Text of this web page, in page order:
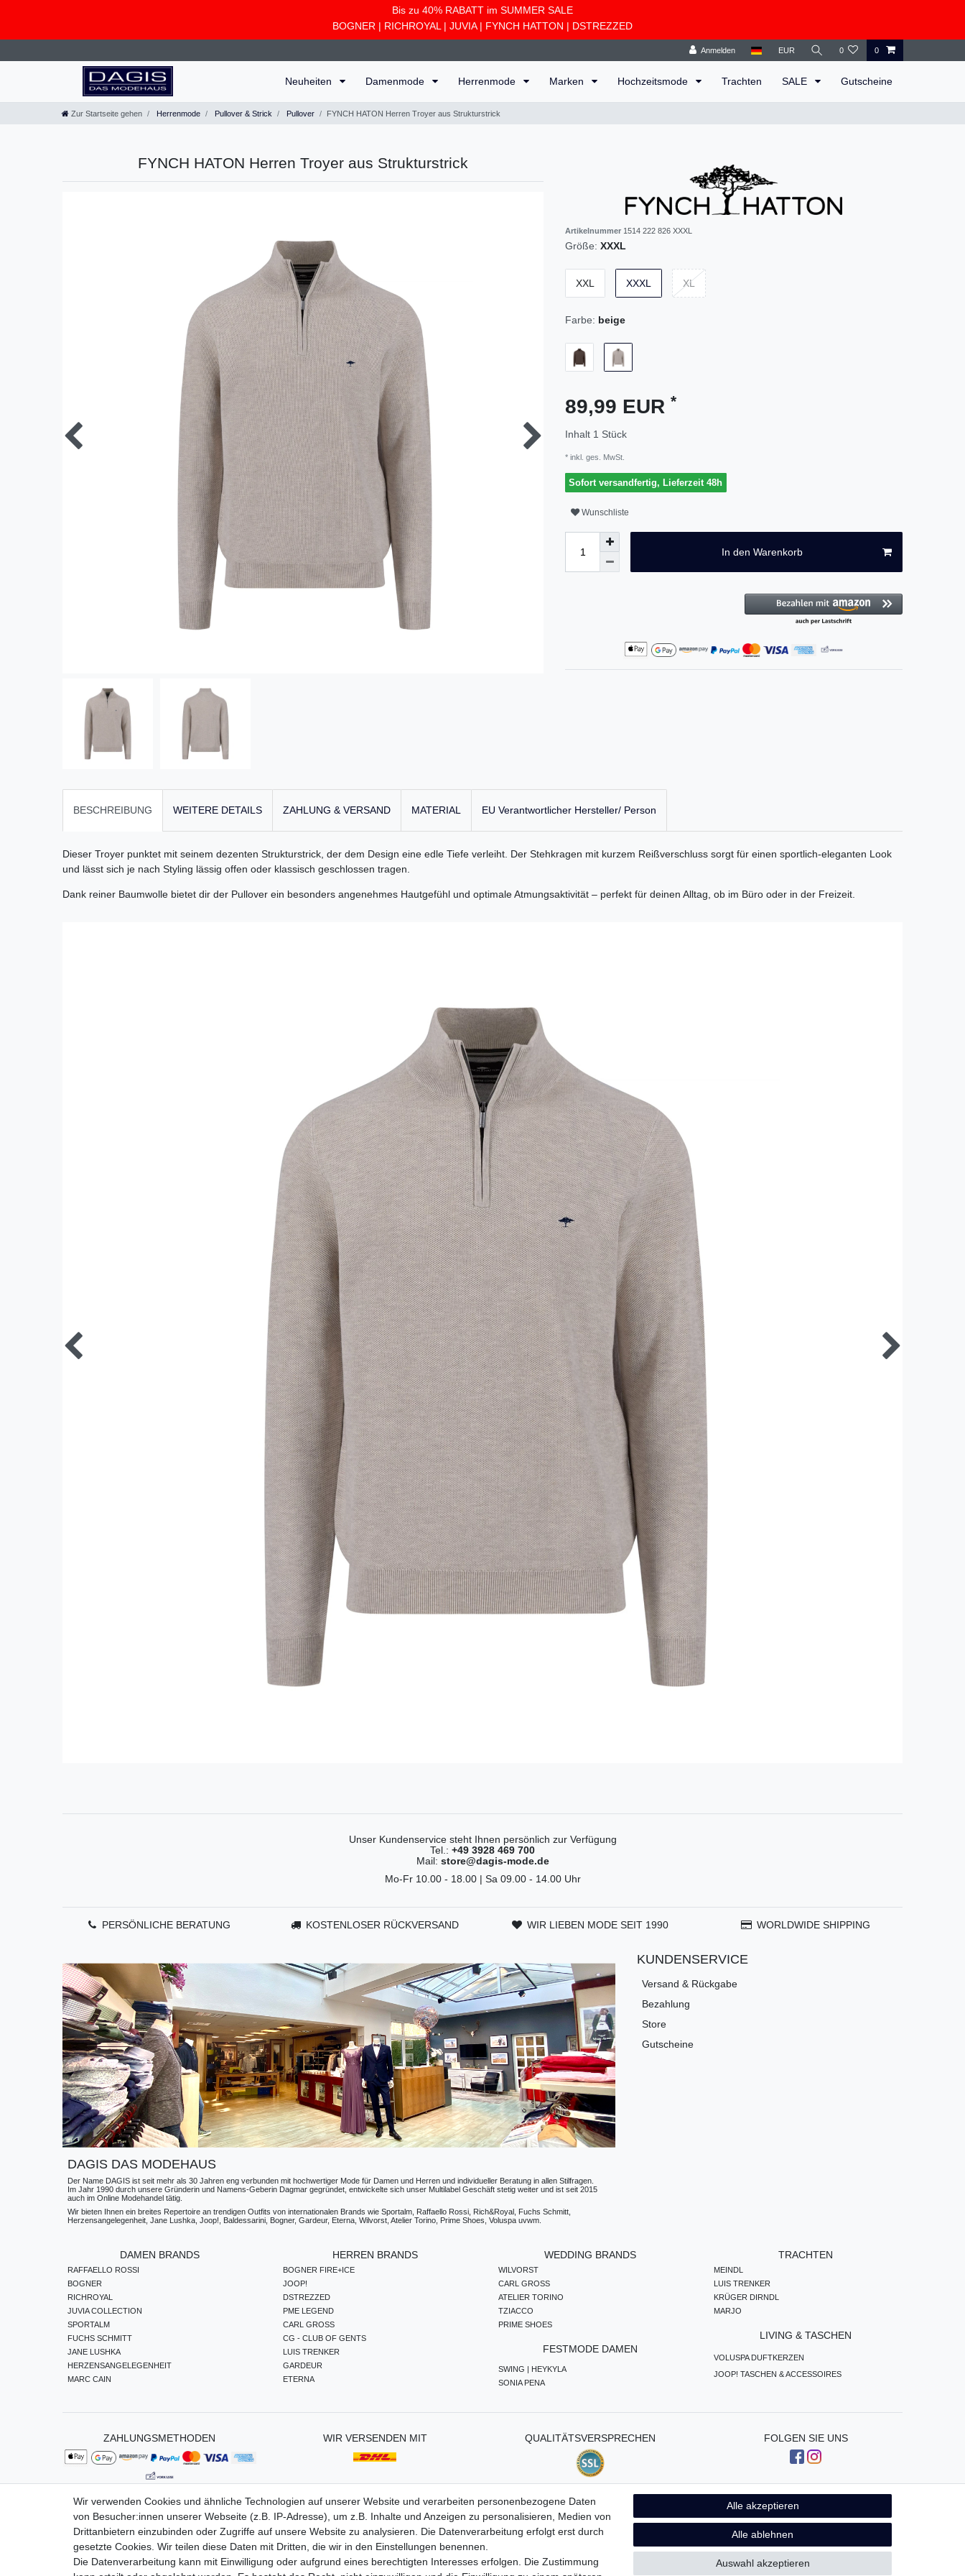
Bis zu 40% RABATT im SUMMER SALE
BOGNER | RICHROYAL | JUVIA| FYNCH HATTON | DSTREZZED
Anmelden EUR 0 0
Neuheiten Damenmode Herrenmode Marken Hochzeitsmode Trachten SALE Gutscheine
Zur Startseite gehen Herrenmode Pullover & Strick Pullover FYNCH HATON Herren Troyer aus Strukturstrick
FYNCH HATON Herren Troyer aus Strukturstrick
Artikelnummer 1514 222 826 XXXL
Größe: XXXL
XXL XXXL XL
Farbe: beige
89,99 EUR *
Inhalt 1 Stück
* inkl. ges. MwSt.
Sofort versandfertig, Lieferzeit 48h
Wunschliste
In den Warenkorb
BESCHREIBUNG WEITERE DETAILS ZAHLUNG & VERSAND MATERIAL EU Verantwortlicher Hersteller/ Person
Dieser Troyer punktet mit seinem dezenten Strukturstrick, der dem Design eine edle Tiefe verleiht. Der Stehkragen mit kurzem Reißverschluss sorgt für einen sportlich-eleganten Look
und lässt sich je nach Styling lässig offen oder klassisch geschlossen tragen.
Dank reiner Baumwolle bietet dir der Pullover ein besonders angenehmes Hautgefühl und optimale Atmungsaktivität – perfekt für deinen Alltag, ob im Büro oder in der Freizeit.
Unser Kundenservice steht Ihnen persönlich zur Verfügung
Tel.: +49 3928 469 700
Mail: store@dagis-mode.de
Mo-Fr 10.00 - 18.00 | Sa 09.00 - 14.00 Uhr
PERSÖNLICHE BERATUNG KOSTENLOSER RÜCKVERSAND WIR LIEBEN MODE SEIT 1990 WORLDWIDE SHIPPING
DAGIS DAS MODEHAUS
Der Name DAGIS ist seit mehr als 30 Jahren eng verbunden mit hochwertiger Mode für Damen und Herren und individueller Beratung in allen Stilfragen.
Im Jahr 1990 durch unsere Gründerin und Namens-Geberin Dagmar gegründet, entwickelte sich unser Multilabel Geschäft stetig weiter und ist seit 2015
auch im Online Modehandel tätig.
Wir bieten Ihnen ein breites Repertoire an trendigen Outfits von internationalen Brands wie Sportalm, Raffaello Rossi, Rich&Royal, Fuchs Schmitt,
Herzensangelegenheit, Jane Lushka, Joop!, Baldessarini, Bogner, Gardeur, Eterna, Wilvorst, Atelier Torino, Prime Shoes, Voluspa uvwm.
KUNDENSERVICE
Versand & Rückgabe
Bezahlung
Store
Gutscheine
DAMEN BRANDS
RAFFAELLO ROSSI
BOGNER
RICHROYAL
JUVIA COLLECTION
SPORTALM
FUCHS SCHMITT
JANE LUSHKA
HERZENSANGELEGENHEIT
MARC CAIN
HERREN BRANDS
BOGNER FIRE+ICE
JOOP!
DSTREZZED
PME LEGEND
CARL GROSS
CG - CLUB OF GENTS
LUIS TRENKER
GARDEUR
ETERNA
WEDDING BRANDS
WILVORST
CARL GROSS
ATELIER TORINO
TZIACCO
PRIME SHOES
FESTMODE DAMEN
SWING | HEYKYLA
SONIA PENA
TRACHTEN
MEINDL
LUIS TRENKER
KRÜGER DIRNDL
MARJO
LIVING & TASCHEN
VOLUSPA DUFTKERZEN
JOOP! TASCHEN & ACCESSOIRES
ZAHLUNGSMETHODEN WIR VERSENDEN MIT QUALITÄTSVERSPRECHEN FOLGEN SIE UNS
Impressum Daten­schutz­erklärung AGB Widerrufs­recht Vertrag widerrufen
Wir verwenden Cookies und ähnliche Technologien auf unserer Website und verarbeiten personenbezogene Daten
von Besucher:innen unserer Webseite (z.B. IP-Adresse), um z.B. Inhalte und Anzeigen zu personalisieren, Medien von
Drittanbietern einzubinden oder Zugriffe auf unsere Website zu analysieren. Die Datenverarbeitung erfolgt erst durch
gesetzte Cookies. Wir teilen diese Daten mit Dritten, die wir in den Einstellungen benennen.
Die Datenverarbeitung kann mit Einwilligung oder aufgrund eines berechtigten Interesses erfolgen. Die Zustimmung
Alle akzeptieren
Alle ablehnen
Auswahl akzeptieren